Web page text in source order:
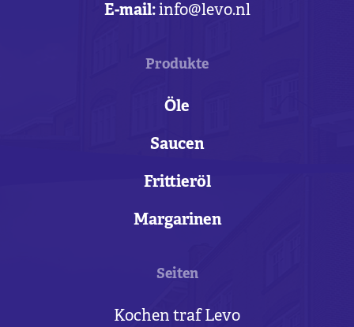
E-mail:info@levo.nl
Produkte
Öle
Saucen
Frittieröl
Margarinen
Seiten
Kochen traf Levo